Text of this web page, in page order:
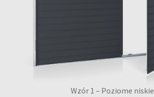
Wzór 1 – Poziome niskie